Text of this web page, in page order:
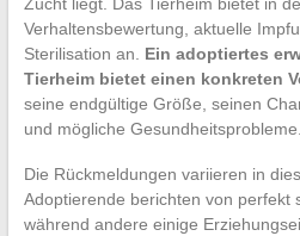
Zucht liegt. Das Tierheim bietet in
Verhaltensbewertung, aktuelle
Sterilisation an. Ein adoptiertes
Tierheim bietet einen konkreten
seine endgültige Größe, seinen
und mögliche Gesundheitsprobleme.
Die Rückmeldungen variieren in
Adoptierende berichten von perfekt
während andere einige